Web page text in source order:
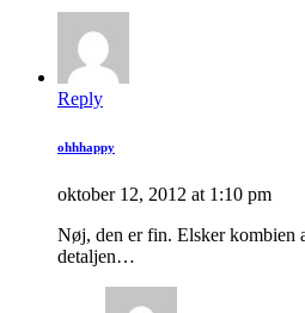
Reply
ohhhappy
oktober 12, 2012 at 1:10 pm
Nøj, den er fin. Elsker kombien
detaljen…